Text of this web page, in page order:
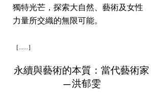
獨特光芒，探索大自然、藝術及女性
力量所交織的無限可能。
［......］
永續與藝術的本質：當代藝術家
—洪郁雯